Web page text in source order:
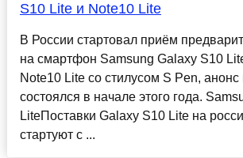
S10 Lite и Note10 Lite
В России стартовал приём
на смартфон Samsung Galaxy S10
Note10 Lite со стилусом S Pen, анонс
состоялся в начале этого года.
LiteПоставки Galaxy S10 Lite на
стартуют с ...